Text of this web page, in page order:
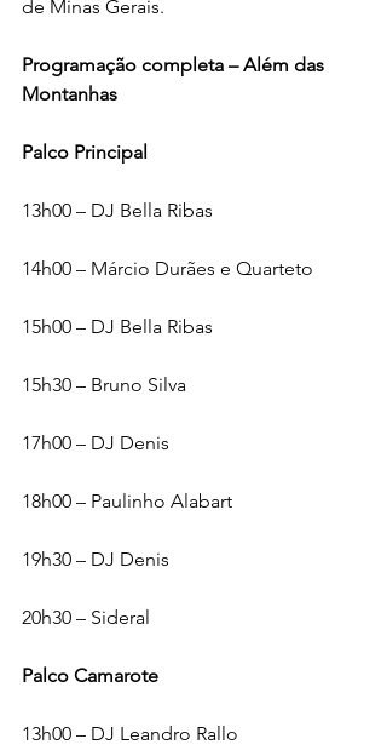
de Minas Gerais.
Programação completa – Além das
Montanhas
Palco Principal
13h00 – DJ Bella Ribas
14h00 – Márcio Durães e Quarteto
15h00 – DJ Bella Ribas
15h30 – Bruno Silva
17h00 – DJ Denis
18h00 – Paulinho Alabart
19h30 – DJ Denis
20h30 – Sideral
Palco Camarote
13h00 – DJ Leandro Rallo